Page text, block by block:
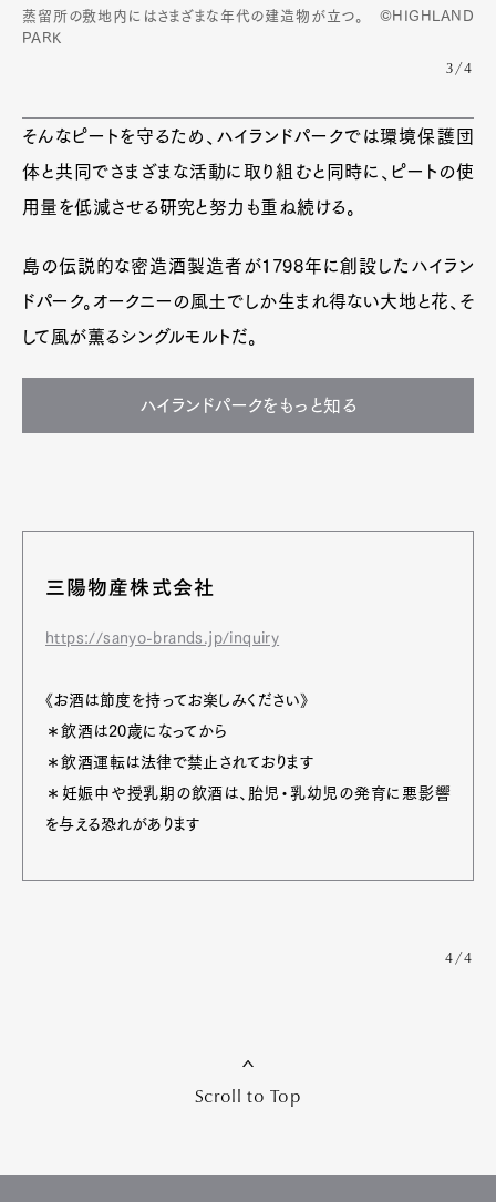
蒸留所の敷地内にはさまざまな年代の建造物が立つ。 ©HIGHLAND
PARK
3/4
そんなピートを守るため、ハイランドパークでは環境保護団
体と共同でさまざまな活動に取り組むと同時に、ピートの使
用量を低減させる研究と努力も重ね続ける。
島の伝説的な密造酒製造者が1798年に創設したハイラン
ドパーク。オークニーの風土でしか生まれ得ない大地と花、そ
して風が薫るシングルモルトだ。
ハイランドパークをもっと知る
三陽物産株式会社
https://sanyo-brands.jp/inquiry
《お酒は節度を持ってお楽しみください》
＊飲酒は20歳になってから
＊飲酒運転は法律で禁止されております
＊妊娠中や授乳期の飲酒は、胎児・乳幼児の発育に悪影響
を与える恐れがあります
4/4
Scroll to Top